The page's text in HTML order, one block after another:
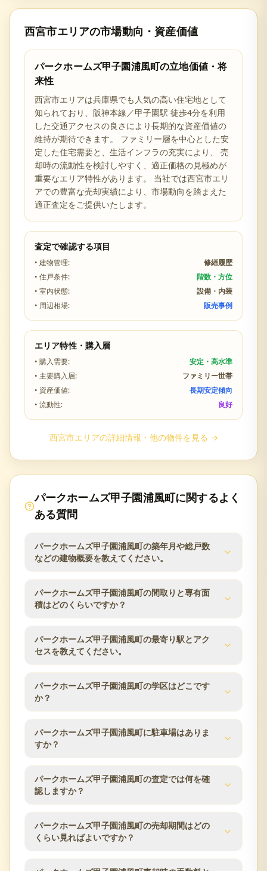
西宮市エリアの市場動向・資産価値
パークホームズ甲子園浦風町の立地価値・将
来性
西宮市エリアは兵庫県でも人気の高い住宅地として
知られており、 阪神本線／甲子園駅 徒歩4分を利用
した交通アクセスの良さ により長期的な資産価値の
維持が期待できます。 ファミリー層を中心とした安
定した住宅需要と、生活インフラの充実により、 売
却時の流動性を検討しやすく、適正価格の見極めが
重要なエリア特性があります。 当社では西宮市エリ
アでの豊富な売却実績により、市場動向を踏まえた
適正査定をご提供いたします。
査定で確認する項目
• 建物管理:
修繕履歴
• 住戸条件:
階数・方位
• 室内状態:
設備・内装
• 周辺相場:
販売事例
エリア特性・購入層
• 購入需要:
安定・高水準
• 主要購入層:
ファミリー世帯
• 資産価値:
長期安定傾向
• 流動性:
良好
西宮市エリアの詳細情報・他の物件を見る →
パークホームズ甲子園浦風町に関するよく
ある質問
パークホームズ甲子園浦風町の築年月や総戸数
などの建物概要を教えてください。
パークホームズ甲子園浦風町の建物概要は次のとお
りです。築年月は2005年11月、総戸数は37戸、建物
ト）、土地権利は所有権です。分譲会社は三井不動
産、施工会社は三井住友建設、管理会社は三井不動
産レジデンシャルサービス関西、管理方式は日勤で
す。査定時にはこれらの建物条件と管理状況を確認
します。
パークホームズ甲子園浦風町の間取りと専有面
積はどのくらいですか？
パークホームズ甲子園浦風町の分譲時の公表値で
は、間取りは3LDK〜4LDK、専有面積は75.08m²〜
す。同じマンション内でも住戸ごとに面積・向き・
階数が異なるため、ご所有住戸の条件をもとに査定
します。
パークホームズ甲子園浦風町の最寄り駅とアク
セスを教えてください。
パークホームズ甲子園浦風町の交通アクセスは阪神
本線／甲子園駅 徒歩4分です。所在地は兵庫県西宮
る路線は、マンション売却時の検討条件としてよく
確認される項目です。
パークホームズ甲子園浦風町の学区はどこです
か？
分譲時の公表情報では、小学校区は春風小学校、中
学校区は上甲子園中学校です。学区は自治体の区域
宮市の教育委員会などでご確認ください。
パークホームズ甲子園浦風町に駐車場はありま
すか？
パークホームズ甲子園浦風町の駐車場数は分譲時の
公表値で24台です。空き状況や月額使用料は時期に
理会社の最新情報を確認します。
パークホームズ甲子園浦風町の査定では何を確
認しますか？
パークホームズ甲子園浦風町の査定では、築年数、
階数、方位、専有面積、間取り、室内状態、管理状
市エリアの市場動向も踏まえ、売却方針をご提案し
パークホームズ甲子園浦風町の売却期間はどの
くらい見ればよいですか？
売却期間は販売価格、住戸条件、市場状況、内覧対